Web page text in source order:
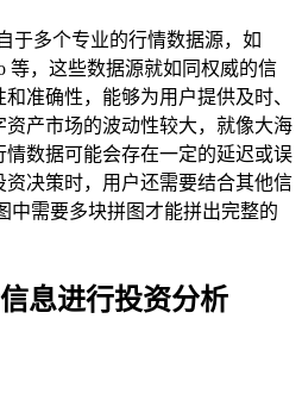
于多个专业的行情数据源，如
等，这些数据源就如同权威的信
准确性，能够为用户提供及时、
产市场的波动性较大，就像大海
数据可能会存在一定的延迟或误
决策时，用户还需要结合其他信
中需要多块拼图才能拼出完整的
息进行投资分析